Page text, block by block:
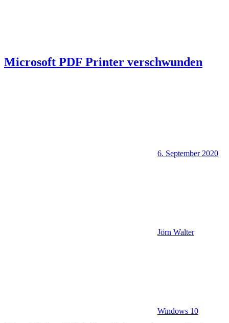
Microsoft PDF Printer verschwunden
6. September 2020
Jörn Walter
Windows 10